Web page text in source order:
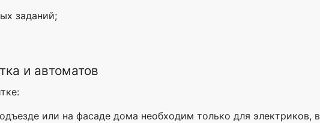
заданий;
и автоматов
или на фасаде дома необходим только для электриков,